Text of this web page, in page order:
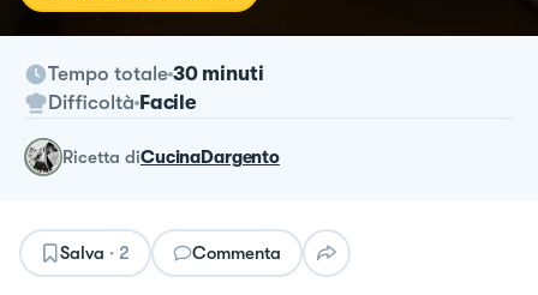
Tempo totale 30 minuti
Difficoltà Facile
ricetta diCucinaDargento
Salva · 2 Commenta